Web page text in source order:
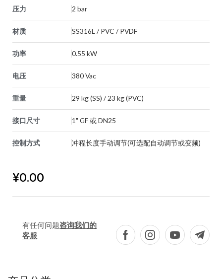
压力 2 bar
材质 SS316L / PVC / PVDF
功率 0.55 kW
电压 380 Vac
重量 29 kg (SS) / 23 kg (PVC)
接口尺寸 1" GF 或 DN25
控制方式 冲程长度手动调节(可选配自动调节或变频)
¥0.00
有任何问题咨询我们的
客服